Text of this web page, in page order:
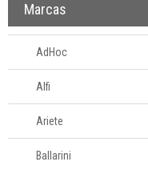
taças
Pegadores de
gelo
Saca-rolhas
Café e chá
Marcas
AdHoc
Alfi
Ariete
Ballarini